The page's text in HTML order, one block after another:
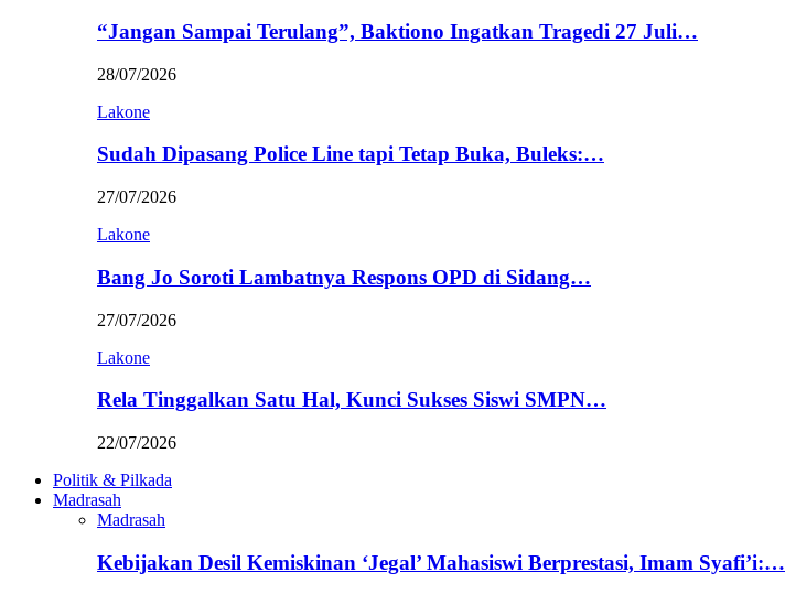
“Jangan Sampai Terulang”, Baktiono Ingatkan Tragedi 27 Juli…
28/07/2026
Lakone
Sudah Dipasang Police Line tapi Tetap Buka, Buleks:…
27/07/2026
Lakone
Bang Jo Soroti Lambatnya Respons OPD di Sidang…
27/07/2026
Lakone
Rela Tinggalkan Satu Hal, Kunci Sukses Siswi SMPN…
22/07/2026
Politik & Pilkada
Madrasah
Madrasah
Kebijakan Desil Kemiskinan ‘Jegal’ Mahasiswi Berprestasi, Imam Syafi’i:…